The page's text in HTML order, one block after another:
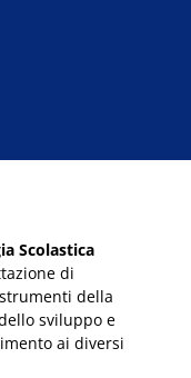
Scolastica
di
della
sviluppo e
ai diversi